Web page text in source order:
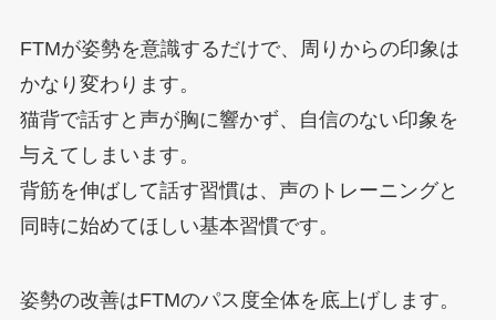
FTMが姿勢を意識するだけで、周りからの印象は
かなり変わります。
猫背で話すと声が胸に響かず、自信のない印象を
与えてしまいます。
背筋を伸ばして話す習慣は、声のトレーニングと
同時に始めてほしい基本習慣です。
姿勢の改善はFTMのパス度全体を底上げします。